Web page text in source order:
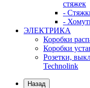
стяжек
-
-
ЭЛЕКТРИКА
Коробки
Коробки
Розетки,
Technolink
Назад